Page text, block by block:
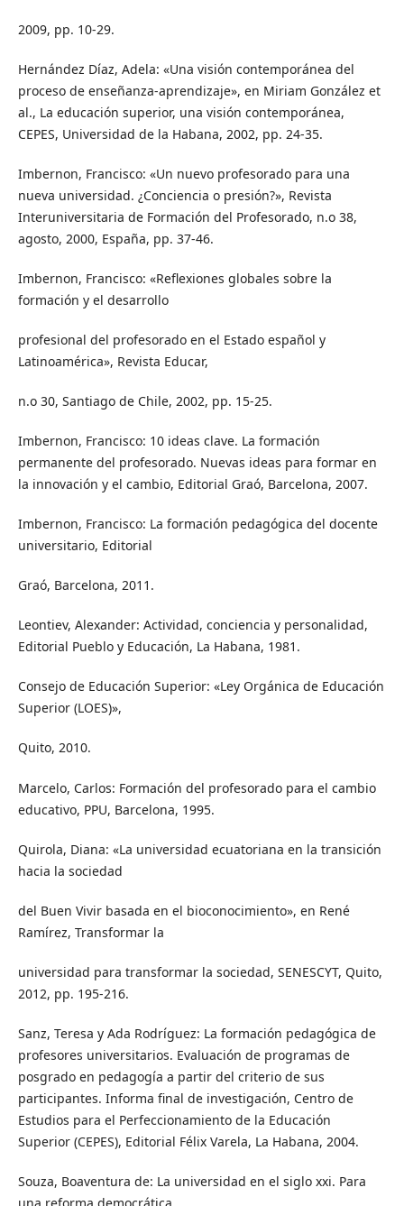
2009, pp. 10-29.
Hernández Díaz, Adela: «Una visión contemporánea del
proceso de enseñanza-aprendizaje», en Miriam González et
al., La educación superior, una visión contemporánea,
CEPES, Universidad de la Habana, 2002, pp. 24-35.
Imbernon, Francisco: «Un nuevo profesorado para una
nueva universidad. ¿Conciencia o presión?», Revista
Interuniversitaria de Formación del Profesorado, n.o 38,
agosto, 2000, España, pp. 37-46.
Imbernon, Francisco: «Reflexiones globales sobre la
formación y el desarrollo
profesional del profesorado en el Estado español y
Latinoamérica», Revista Educar,
n.o 30, Santiago de Chile, 2002, pp. 15-25.
Imbernon, Francisco: 10 ideas clave. La formación
permanente del profesorado. Nuevas ideas para formar en
la innovación y el cambio, Editorial Graó, Barcelona, 2007.
Imbernon, Francisco: La formación pedagógica del docente
universitario, Editorial
Graó, Barcelona, 2011.
Leontiev, Alexander: Actividad, conciencia y personalidad,
Editorial Pueblo y Educación, La Habana, 1981.
Consejo de Educación Superior: «Ley Orgánica de Educación
Superior (LOES)»,
Quito, 2010.
Marcelo, Carlos: Formación del profesorado para el cambio
educativo, PPU, Barcelona, 1995.
Quirola, Diana: «La universidad ecuatoriana en la transición
hacia la sociedad
del Buen Vivir basada en el bioconocimiento», en René
Ramírez, Transformar la
universidad para transformar la sociedad, SENESCYT, Quito,
2012, pp. 195-216.
Sanz, Teresa y Ada Rodríguez: La formación pedagógica de
profesores universitarios. Evaluación de programas de
posgrado en pedagogía a partir del criterio de sus
participantes. Informa final de investigación, Centro de
Estudios para el Perfeccionamiento de la Educación
Superior (CEPES), Editorial Félix Varela, La Habana, 2004.
Souza, Boaventura de: La universidad en el siglo xxi. Para
una reforma democrática